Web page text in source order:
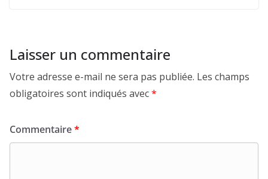
Laisser un commentaire
Votre adresse e-mail ne sera pas publiée. Les champs
obligatoires sont indiqués avec*
Commentaire*